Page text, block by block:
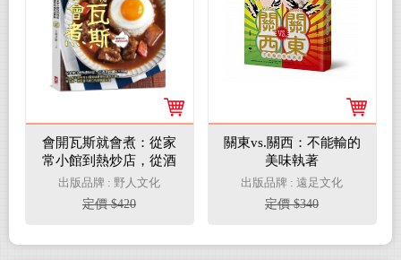
會開瓦斯就會煮：從家
常小館到熱炒店，從酒
蒸蛤蠣到三杯雞，IG人
氣主廚分享13萬粉絲最
愛86道吃不膩、零失
出版品牌 : 野人文化
定價 $420
關東vs.關西：不能輸的
美味執著
出版品牌 : 遠足文化
定價 $340